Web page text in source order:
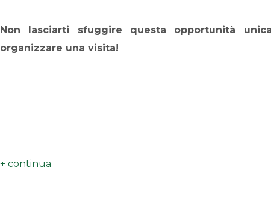
Non lasciarti sfuggire questa opportunità
organizzare una visita!